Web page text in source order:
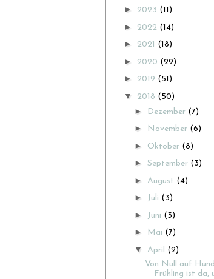
► 2023 (11)
► 2022 (14)
► 2021 (18)
► 2020 (29)
► 2019 (51)
▼ 2018 (50)
► Dezember (7)
► November (6)
► Oktober (8)
► September (3)
► August (4)
► Juli (3)
► Juni (3)
► Mai (7)
▼ April (2)
Von Null auf
Frühling ist da,